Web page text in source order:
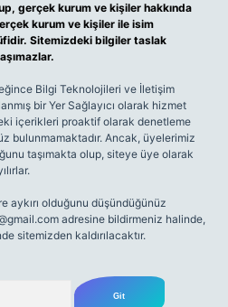
gerçek kurum ve kişiler hakkında
kurum ve kişiler ile isim
Sitemizdeki bilgiler taslak
Bilgi Teknolojileri ve İletişim
bir Yer Sağlayıcı olarak hizmet
içerikleri proaktif olarak denetleme
bulunmamaktadır. Ancak, üyelerimiz
taşımakta olup, siteye üye olarak
aykırı olduğunu düşündüğünüz
adresine bildirmeniz halinde,
sitemizden kaldırılacaktır.